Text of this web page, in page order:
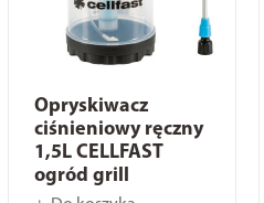
Opryskiwacz
ciśnieniowy ręczny
1,5L CELLFAST
ogród grill